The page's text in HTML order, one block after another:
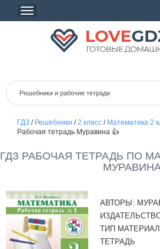
ГДЗ/ Решебники /2 класс/ Математика 2
Рабочая тетрадь Муравина 👍
ГДЗ РАБОЧАЯ ТЕТРАДЬ ПО
АВТОРЫ:
ТИП
ТЕТРАДЬ